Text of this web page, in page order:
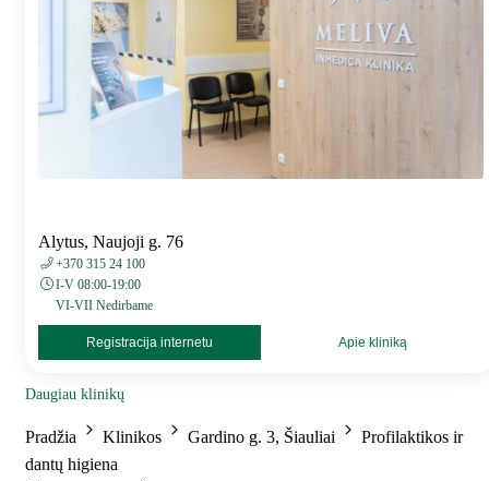
Alytus, Naujoji g. 76
+370 315 24 100
I-V 08:00-19:00
VI-VII Nedirbame
Registracija internetu Apie kliniką
Daugiau klinikų
Pradžia Klinikos Gardino g. 3, Šiauliai
Profilaktikos ir
dantų higiena